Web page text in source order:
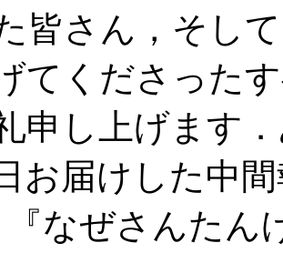
皆さん，そし
てくださった
申し上げます
お届けした中間
なぜさんたん